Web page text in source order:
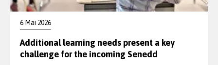
6 Mai 2026
Additional learning needs present a key
challenge for the incoming Senedd